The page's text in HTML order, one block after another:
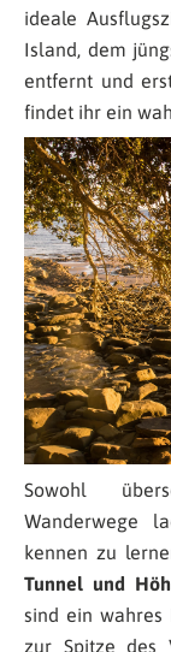
ideale
Island, dem
entfernt und
findet ihr ein
Sowohl
Wanderwege
kennen zu
Tunnel und
sind ein
zur Spitze des